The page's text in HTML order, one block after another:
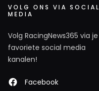
VOLG ONS VIA SOCIAL
MEDIA
Volg RacingNews365 via je
favoriete social media
kanalen!
Facebook